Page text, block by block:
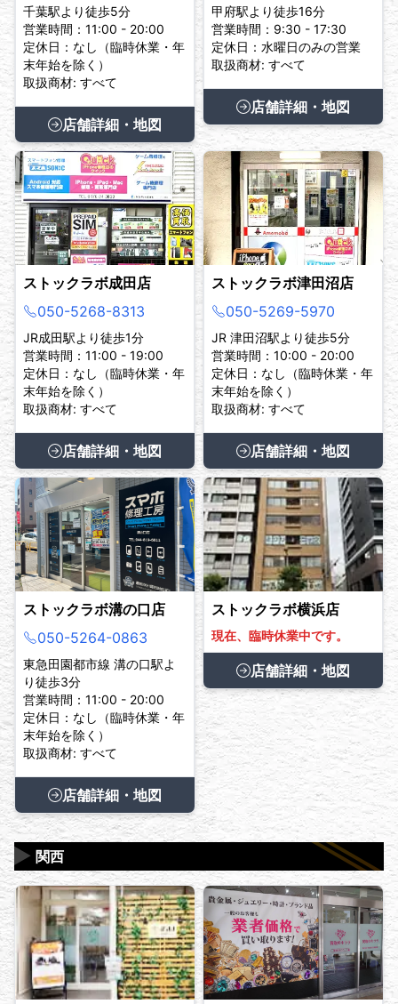
千葉駅より徒歩5分
営業時間：11:00 - 20:00
定休日：なし（臨時休業・年
末年始を除く）
取扱商材: すべて
店舗詳細・地図
甲府駅より徒歩16分
営業時間：9:30 - 17:30
定休日：水曜日のみの営業
取扱商材: すべて
店舗詳細・地図
ストックラボ成田店
050-5268-8313
JR成田駅より徒歩1分
営業時間：11:00 - 19:00
定休日：なし（臨時休業・年
末年始を除く）
取扱商材: すべて
店舗詳細・地図
ストックラボ津田沼店
050-5269-5970
JR 津田沼駅より徒歩5分
営業時間：10:00 - 20:00
定休日：なし（臨時休業・年
末年始を除く）
取扱商材: すべて
店舗詳細・地図
ストックラボ溝の口店
050-5264-0863
東急田園都市線 溝の口駅よ
り徒歩3分
営業時間：11:00 - 20:00
定休日：なし（臨時休業・年
末年始を除く）
取扱商材: すべて
店舗詳細・地図
ストックラボ横浜店
現在、臨時休業中です。
店舗詳細・地図
関西
▶